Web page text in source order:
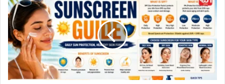
u
n
s
c
r
e
e
n